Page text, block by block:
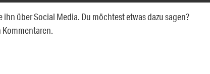
ihn über Social Media. Du möchtest etwas dazu sagen?